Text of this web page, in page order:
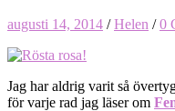
augusti 14, 2014 /Helen /0
Jag har aldrig varit så
för varje rad jag läser om